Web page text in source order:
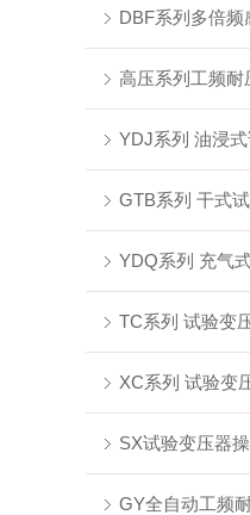
DBF系列多倍频
高压系列工频耐
YDJ系列 油浸
GTB系列 干式
YDQ系列 充气
TC系列 试验变
XC系列 试验变
SX试验变压器
GY全自动工频